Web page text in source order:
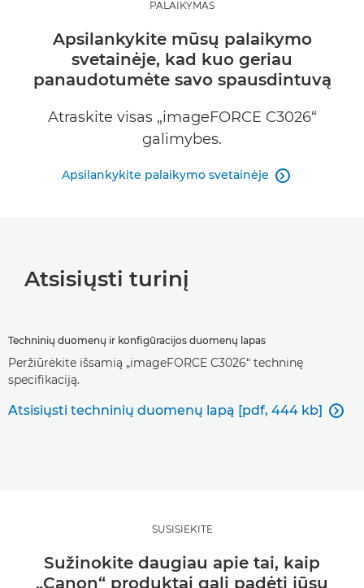
PALAIKYMAS
Apsilankykite mūsų palaikymo
svetainėje, kad kuo geriau
panaudotumėte savo spausdintuvą
Atraskite visas „imageFORCE C3026“
galimybes.
Apsilankykite palaikymo svetainėje 
Atsisiųsti turinį
Techninių duomenų ir konfigūracijos duomenų lapas
Peržiūrėkite išsamią „imageFORCE C3026“ techninę
specifikaciją.
Atsisiųsti techninių duomenų lapą [pdf, 444 kb] 
SUSISIEKITE
Sužinokite daugiau apie tai, kaip
„Canon“ produktai gali padėti jūsų